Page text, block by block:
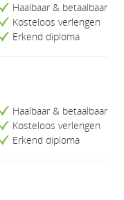
Haalbaar & betaalbaar
Kosteloos verlengen
Erkend diploma
Haalbaar & betaalbaar
Kosteloos verlengen
Erkend diploma